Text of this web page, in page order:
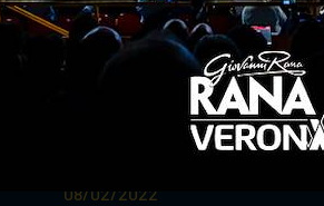
08/02/2022